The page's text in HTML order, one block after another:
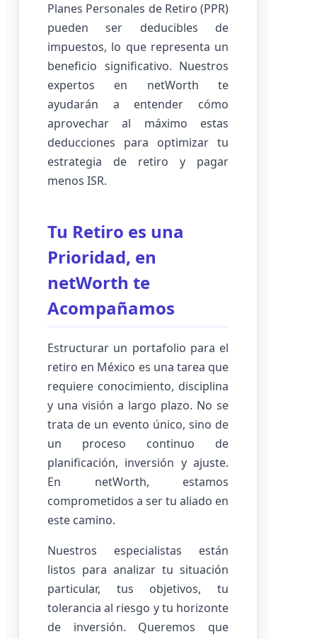
Planes Personales de Retiro (PPR)
pueden ser deducibles de
impuestos, lo que representa un
beneficio significativo. Nuestros
expertos en netWorth te
ayudarán a entender cómo
aprovechar al máximo estas
deducciones para optimizar tu
estrategia de retiro y pagar
menos ISR.
Tu Retiro es una
Prioridad, en
netWorth te
Acompañamos
Estructurar un portafolio para el
retiro en México es una tarea que
requiere conocimiento, disciplina
y una visión a largo plazo. No se
trata de un evento único, sino de
un proceso continuo de
planificación, inversión y ajuste.
En netWorth, estamos
comprometidos a ser tu aliado en
este camino.
Nuestros especialistas están
listos para analizar tu situación
particular, tus objetivos, tu
tolerancia al riesgo y tu horizonte
de inversión. Queremos que